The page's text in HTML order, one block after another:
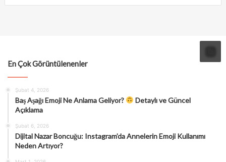
En Çok Görüntülenenler
Şubat 4, 2026
Baş Aşağı Emoji Ne Anlama Geliyor?
Detaylı ve Güncel
Açıklama
Şubat 6, 2026
Dijital Nazar Boncuğu: Instagram’da Annelerin Emoji Kullanımı
Neden Artıyor?